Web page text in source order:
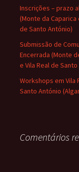
Inscrições – prazo
(Monte da Caparica
de Santo António)
Submissão de
Encerrada (Monte
e Vila Real de
Workshops em Vila
Santo António
Comentários